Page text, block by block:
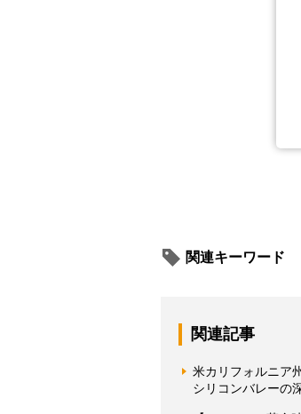
関連キーワード
関連記事
米カリフォルニア
シリコンバレーの